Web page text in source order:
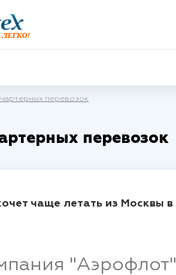
перевозок
перевозок
чаще летать из Москвы